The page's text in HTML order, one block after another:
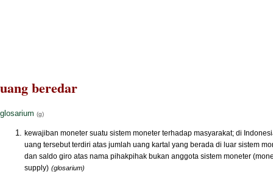
uang beredar
glosarium (g)
kewajiban moneter suatu sistem moneter terhadap masyarakat; di
uang tersebut terdiri atas jumlah uang kartal yang berada di luar sistem
dan saldo giro atas nama pihakpihak bukan anggota sistem moneter
supply) (glosarium)